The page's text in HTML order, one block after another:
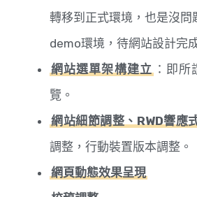
轉移到正式環境，也是沒問
demo環境，待網站設計完
網站選單架構建立：即所
覽。
網站細節調整、RWD響應
調整，行動裝置版本調整。
網頁動態效果呈現